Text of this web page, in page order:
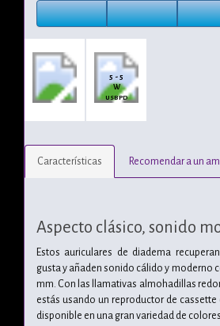
5 - 5
W
USB PD
Características Recomendar a un
Aspecto clásico, sonido
Estos auriculares de diadema
gusta y añaden sonido cálido y moderno
mm. Con las llamativas almohadillas
estás usando un reproductor de cassette
disponible en una gran variedad de colores.